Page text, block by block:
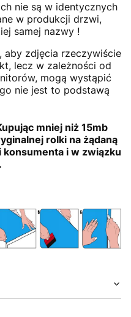
nie są w identycznych
w produkcji drzwi,
samej nazwy !
aby zdjęcia rzeczywiście
lecz w zależności od
mogą wystąpić
nie jest to podstawą
mniej niż 15mb
rolki na żądaną
konsumenta i w związku